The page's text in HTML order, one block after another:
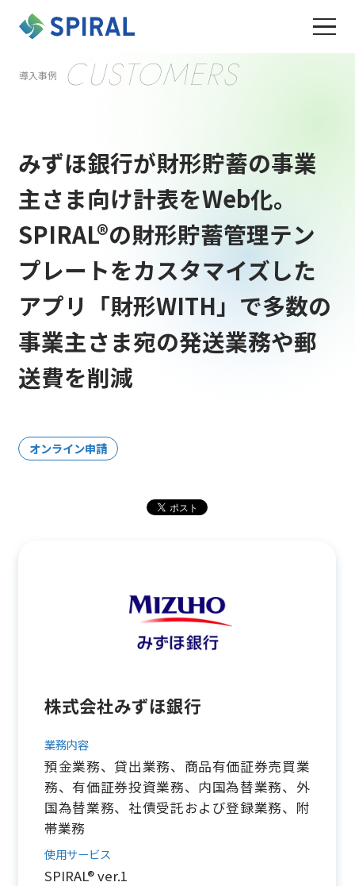
導入事例 CUSTOMERS
みずほ銀行が財形貯蓄の事業
主さま向け計表をWeb化。
SPIRAL®の財形貯蓄管理テン
プレートをカスタマイズした
アプリ「財形WITH」で多数の
事業主さま宛の発送業務や郵
送費を削減
オンライン申請
株式会社みずほ銀行
業務内容
預金業務、貸出業務、商品有価証券売買業
務、有価証券投資業務、内国為替業務、外
国為替業務、社債受託および登録業務、附
帯業務
使用サービス
SPIRAL® ver.1